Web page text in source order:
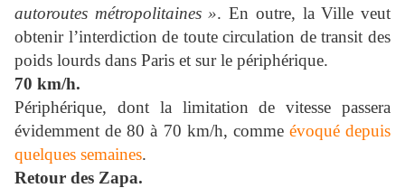
autoroutes métropolitaines ». En outre, la Ville veut
obtenir l’interdiction de toute circulation de transit des
poids lourds dans Paris et sur le périphérique.
70 km/h.
Périphérique, dont la limitation de vitesse passera
évidemment de 80 à 70 km/h, comme évoqué depuis
quelques semaines.
Retour des Zapa.